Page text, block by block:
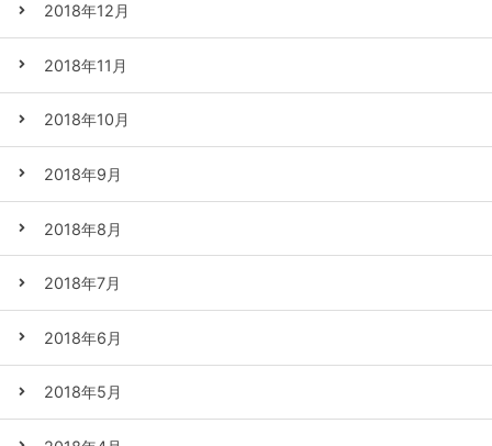
2018年12月
2018年11月
2018年10月
2018年9月
2018年8月
2018年7月
2018年6月
2018年5月